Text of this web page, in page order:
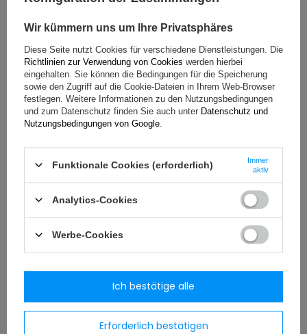
Beim Auswechseln des Filters ist die mit dem
beachten.
Wenn Sie den Filter austauschen:
Filter und Filterverschleißanzeige austauschen.
Öffnen Sie die Entlüftungsabdeckung.
Drücken Sie die Filterverschlüsse und entfernen Sie
Fügen Sie den neuen Filter ein.
Aktivieren Sie die Verschleißleiste, indem Sie die
Registerkarte drücken, bis Sie ein Klicken hören.
Kleben Sie den Streifen an einer gut sichtbaren Stelle
ausgestattet ist) in einer speziellen Aussparung für
Luftfilterverbrauchsanzeige ausgestattet sind, setzen
Sie die Meldung zurück, indem Sie die mit dem
Kühlschrank mitgelieferte Bedienungsanleitung
Wir kümmern uns um Ihre Privatsphäres
Diese Seite nutzt Cookies für verschiedene Dienstleistungen. Die
Richtlinien zur Verwendung von Cookies werden hierbei
eingehalten. Sie können die Bedingungen für die Speicherung
sowie den Zugriff auf die Cookie-Dateien in Ihrem Web-Browser
festlegen. Weitere Informationen zu den Nutzungsbedingungen
und zum Datenschutz finden Sie auch unter Datenschutz und
Nutzungsbedingungen von Google
Funktionale Cookies (erforderlich)
Immer
aktiv
Analytics-Cookies
Werbe-Cookies
Erforderlich bestätigen
Ich bestätige alle